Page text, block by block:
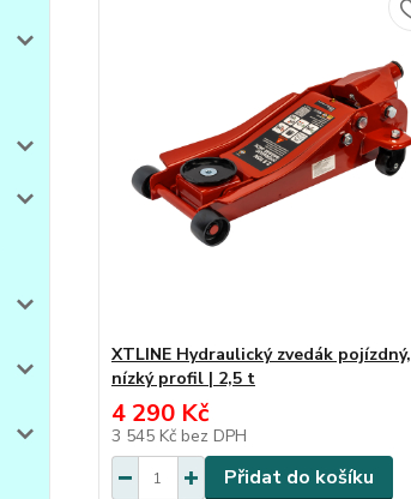
XTLINE Hydraulický zvedák pojízdný,
nízký profil | 2,5 t
4 290 Kč
3 545 Kč bez DPH
Přidat do košíku